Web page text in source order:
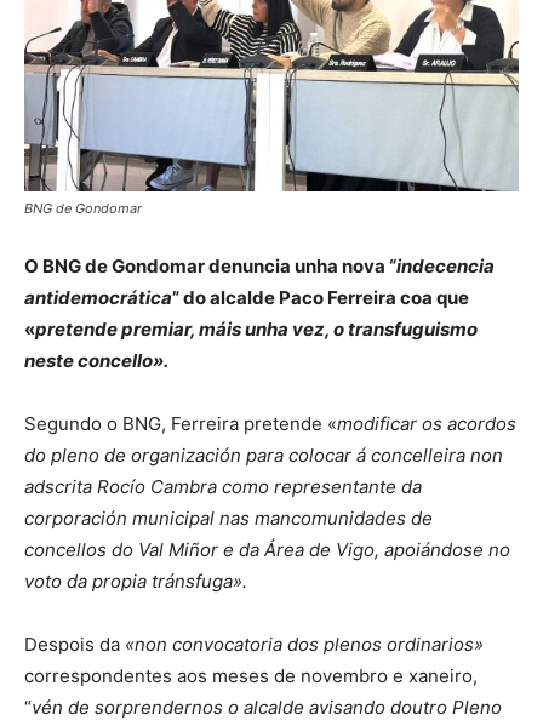
BNG de Gondomar
O BNG de Gondomar denuncia unha nova “indecencia
antidemocrática” do alcalde Paco Ferreira coa que
«pretende premiar, máis unha vez, o transfuguismo
neste concello».
Segundo o BNG, Ferreira pretende «modificar os acordos
do pleno de organización para colocar á concelleira non
adscrita Rocío Cambra como representante da
corporación municipal nas mancomunidades de
concellos do Val Miñor e da Área de Vigo, apoiándose no
voto da propia tránsfuga».
Despois da «non convocatoria dos plenos ordinarios»
correspondentes aos meses de novembro e xaneiro,
“vén de sorprendernos o alcalde avisando doutro Pleno